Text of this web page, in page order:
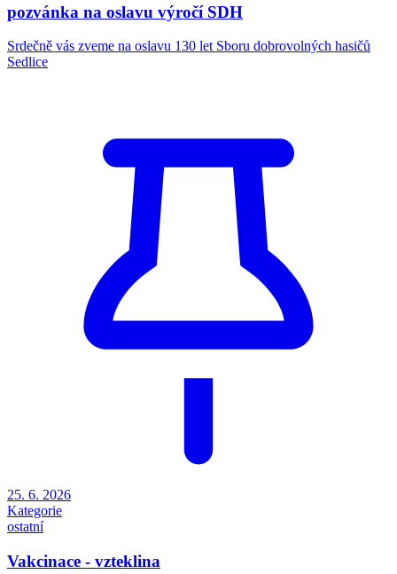
pozvánka na oslavu výročí SDH
Srdečně vás zveme na oslavu 130 let Sboru dobrovolných hasičů
Sedlice
25. 6. 2026
Kategorie
ostatní
Vakcinace - vzteklina